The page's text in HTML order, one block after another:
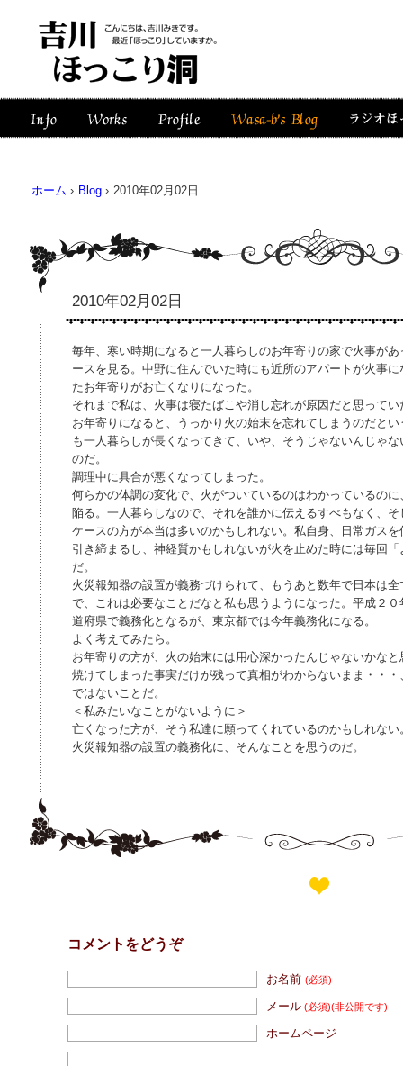
ホーム › Blog › 2010年02月02日
2010年02月02日
毎年、寒い時期になると一人暮らしのお年寄りの家で火事が
ースを見る。中野に住んでいた時にも近所のアパートが火事
たお年寄りがお亡くなりになった。
それまで私は、火事は寝たばこや消し忘れが原因だと思ってい
お年寄りになると、うっかり火の始末を忘れてしまうのだと
も一人暮らしが長くなってきて、いや、そうじゃないんじゃ
のだ。
調理中に具合が悪くなってしまった。
何らかの体調の変化で、火がついているのはわかっているの
陥る。一人暮らしなので、それを誰かに伝えるすべもなく、
ケースの方が本当は多いのかもしれない。私自身、日常ガス
引き締まるし、神経質かもしれないが火を止めた時には毎回
だ。
火災報知器の設置が義務づけられて、もうあと数年で日本は
で、これは必要なことだなと私も思うようになった。平成２
道府県で義務化となるが、東京都では今年義務化になる。
よく考えてみたら。
お年寄りの方が、火の始末には用心深かったんじゃないかなと
焼けてしまった事実だけが残って真相がわからないまま・・
ではないことだ。
＜私みたいなことがないように＞
亡くなった方が、そう私達に願ってくれているのかもしれない
火災報知器の設置の義務化に、そんなことを思うのだ。
コメントをどうぞ
お名前(必須)
メール (必須)(非公開です)
ホームページ